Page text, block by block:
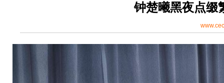
钟楚曦黑夜点缀